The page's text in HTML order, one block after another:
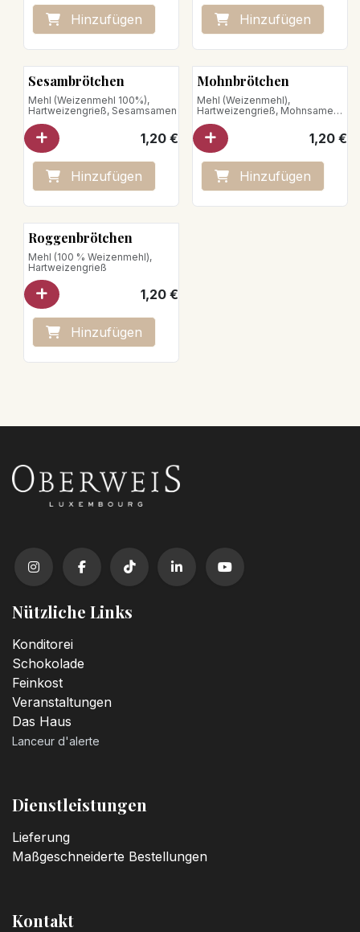
Hinzufügen Hinzufügen
Sesambrötchen
Mehl (Weizenmehl 100%),
Hartweizengrieß, Sesamsamen
1,20€
Hinzufügen
Mohnbrötchen
Mehl (Weizenmehl),
Hartweizengrieß, Mohnsamen
Nettogewicht : 75 g
1,20€
Hinzufügen
Roggenbrötchen
Mehl (100 % Weizenmehl),
Hartweizengrieß
1,20€
Hinzufügen
Nützliche Links
Konditorei
Schokolade
Feinkost
Veranstaltungen
Das Haus
Lanceur d'alerte
Dienstleistungen
Lieferung
Maßgeschneiderte Bestellungen
Kontakt